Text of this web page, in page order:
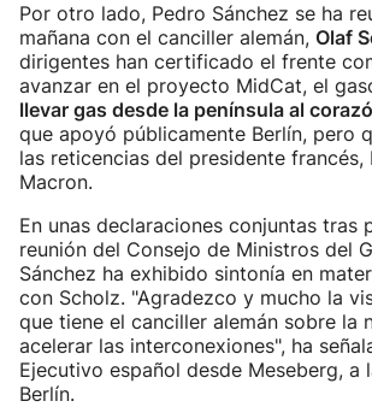
Por otro lado, Pedro Sánchez se ha
mañana con el canciller alemán, Olaf
dirigentes han certificado el frente
avanzar en el proyecto MidCat, el
llevar gas desde la península al
que apoyó públicamente Berlín, pero
las reticencias del presidente francés,
Macron.
En unas declaraciones conjuntas tras
reunión del Consejo de Ministros del
Sánchez ha exhibido sintonía en
con Scholz. "Agradezco y mucho la
que tiene el canciller alemán sobre la
acelerar las interconexiones", ha
Ejecutivo español desde Meseberg, a
Berlín.